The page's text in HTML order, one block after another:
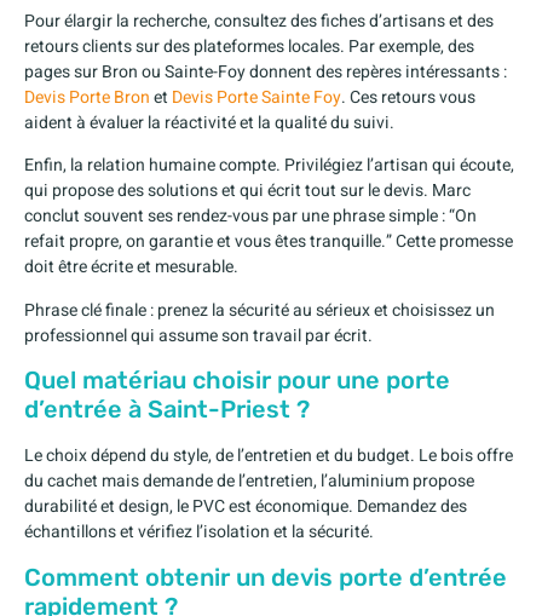
Pour élargir la recherche, consultez des fiches d’artisans et des
retours clients sur des plateformes locales. Par exemple, des
pages sur Bron ou Sainte-Foy donnent des repères intéressants :
Devis Porte Bronet Devis Porte Sainte Foy. Ces retours vous
aident à évaluer la réactivité et la qualité du suivi.
Enfin, la relation humaine compte. Privilégiez l’artisan qui écoute,
qui propose des solutions et qui écrit tout sur le devis. Marc
conclut souvent ses rendez-vous par une phrase simple : “On
refait propre, on garantie et vous êtes tranquille.” Cette promesse
doit être écrite et mesurable.
Phrase clé finale : prenez la sécurité au sérieux et choisissez un
professionnel qui assume son travail par écrit.
Quel matériau choisir pour une porte
d’entrée à Saint-Priest ?
Le choix dépend du style, de l’entretien et du budget. Le bois offre
du cachet mais demande de l’entretien, l’aluminium propose
durabilité et design, le PVC est économique. Demandez des
échantillons et vérifiez l’isolation et la sécurité.
Comment obtenir un devis porte d’entrée
rapidement ?